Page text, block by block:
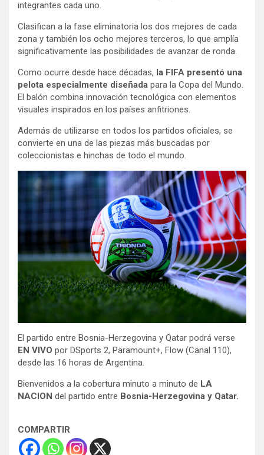
integrantes cada uno.
Clasifican a la fase eliminatoria los dos mejores de cada
zona y también los ocho mejores terceros, lo que amplía
significativamente las posibilidades de avanzar de ronda.
Como ocurre desde hace décadas, la FIFA presentó una
pelota especialmente diseñada para la Copa del Mundo.
El balón combina innovación tecnológica con elementos
visuales inspirados en los países anfitriones.
Además de utilizarse en todos los partidos oficiales, se
convierte en una de las piezas más buscadas por
coleccionistas e hinchas de todo el mundo.
El partido entre Bosnia-Herzegovina y Qatar podrá verse
EN VIVO por DSports 2, Paramount+, Flow (Canal 110),
desde las 16 horas de Argentina.
Bienvenidos a la cobertura minuto a minuto de LA
NACION del partido entre Bosnia-Herzegovina y Qatar.
COMPARTIR